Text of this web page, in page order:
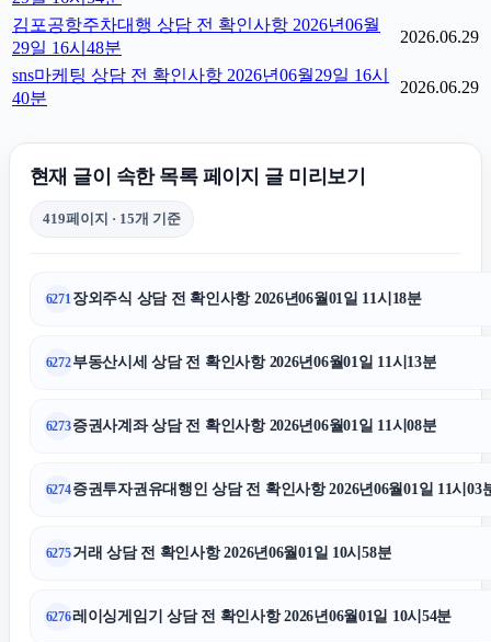
김포공항주차대행 상담 전 확인사항 2026년06월
29일 16시48분
2026.06.29
sns마케팅 상담 전 확인사항 2026년06월29일 16시
40분
2026.06.29
현재 글이 속한 목록 페이지 글 미리보기
419페이지 · 15개 기준
6271 장외주식 상담 전 확인사항 2026년06월01일 11시18분
6272부동산시세 상담 전 확인사항 2026년06월01일 11시13분
6273증권사계좌 상담 전 확인사항 2026년06월01일 11시08분
6274증권투자권유대행인 상담 전 확인사항 2026년06월01일 11시03
6275거래 상담 전 확인사항 2026년06월01일 10시58분
6276레이싱게임기 상담 전 확인사항 2026년06월01일 10시54분